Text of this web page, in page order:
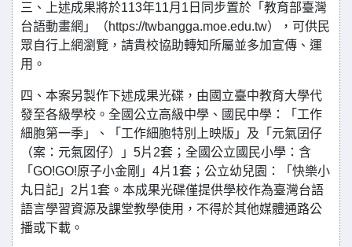
三、上述成果將於113年11月1日同步置於「教育部臺灣
台語動畫網」（https://twbangga.moe.edu.tw），可供民
眾自行上網瀏覽，請貴校協助轉知所屬並多加宣傳、運
用。
四、本案另製作下述成果光碟，由國立臺中教育大學代
發至各級學校。全國公立高級中學、國民中學：「工作
細胞第一季」、「工作細胞特別上映版」及「元氣囝仔
（案：元氣囡仔）」5片2套；全國公立國民小學：含
「GO!GO!原子小金剛」4片1套；公立幼兒園：「快樂小
丸日記」2片1套。本成果光碟僅提供學校作為臺灣台語
語言學習資源及課堂教學使用，不得於其他媒體通路公
播或下載。